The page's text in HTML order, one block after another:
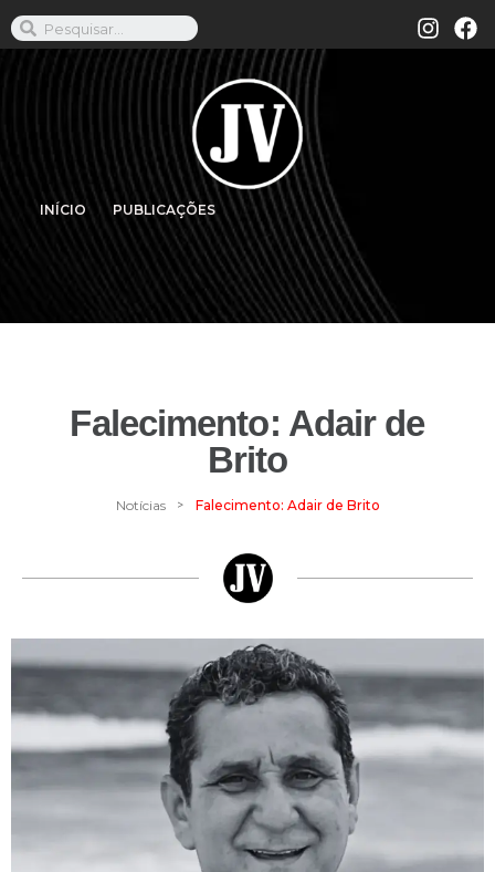
INÍCIO PUBLICAÇÕES
Falecimento: Adair de
Brito
Notícias > Falecimento: Adair de Brito